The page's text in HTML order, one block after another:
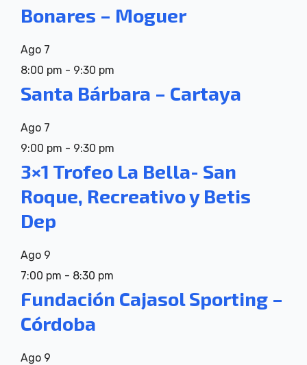
Bonares – Moguer
Ago 7
8:00 pm - 9:30 pm
Santa Bárbara – Cartaya
Ago 7
9:00 pm - 9:30 pm
3×1 Trofeo La Bella- San
Roque, Recreativo y Betis
Dep
Ago 9
7:00 pm - 8:30 pm
Fundación Cajasol Sporting –
Córdoba
Ago 9